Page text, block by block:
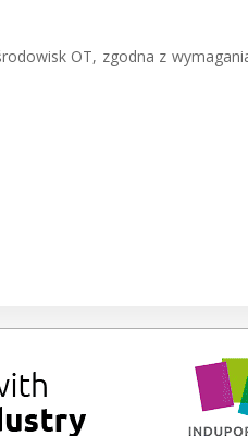
OT, zgodna z